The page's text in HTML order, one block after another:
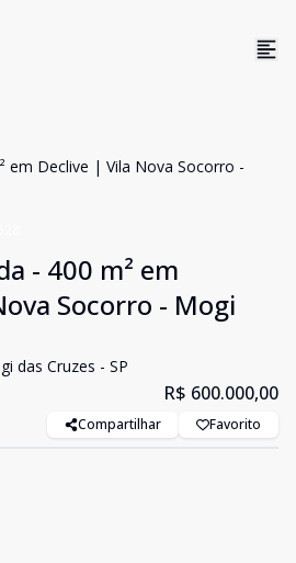
em Declive | Vila Nova Socorro -
- 400 m² em
Socorro - Mogi
das Cruzes - SP
R$ 600.000,00
Compartilhar Favorito